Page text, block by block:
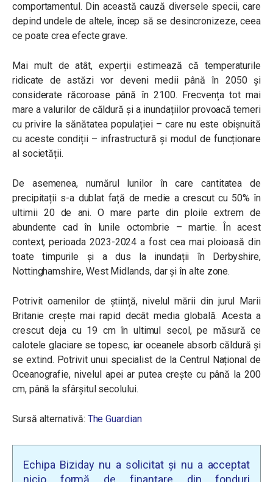
comportamentul. Din această cauză diversele specii, care
depind undele de altele, încep să se desincronizeze, ceea
ce poate crea efecte grave.
Mai mult de atât, experții estimează că temperaturile
ridicate de astăzi vor deveni medii până în 2050 și
considerate răcoroase până în 2100. Frecvența tot mai
mare a valurilor de căldură și a inundațiilor provoacă temeri
cu privire la sănătatea populației – care nu este obișnuită
cu aceste condiții – infrastructură și modul de funcționare
al societății.
De asemenea, numărul lunilor în care cantitatea de
precipitații s-a dublat față de medie a crescut cu 50% în
ultimii 20 de ani. O mare parte din ploile extrem de
abundente cad în lunile octombrie – martie. În acest
context, perioada 2023-2024 a fost cea mai ploioasă din
toate timpurile și a dus la inundații în Derbyshire,
Nottinghamshire, West Midlands, dar și în alte zone.
Potrivit oamenilor de știință, nivelul mării din jurul Marii
Britanie crește mai rapid decât media globală. Acesta a
crescut deja cu 19 cm în ultimul secol, pe măsură ce
calotele glaciare se topesc, iar oceanele absorb căldură și
se extind. Potrivit unui specialist de la Centrul Național de
Oceanografie, nivelul apei ar putea crește cu până la 200
cm, până la sfârșitul secolului.
Sursă alternativă: The Guardian
Echipa Biziday nu a solicitat și nu a acceptat
nicio formă de finanțare din fonduri